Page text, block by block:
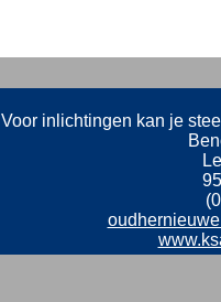
Voor inlichtingen kan je